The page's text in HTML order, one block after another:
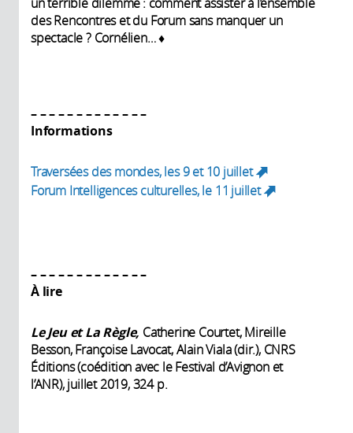
des Rencontres et du Forum sans manquer un
spectacle ? Cornélien… ♦
– ​– ​– ​– ​– ​– ​– ​– ​– ​– ​– ​– ​–
Informations
Traversées des mondes, les 9 et 10 juillet
(link is
external)
Forum Intelligences culturelles, le 11 juillet
(link is
– ​– ​– ​– ​– ​– ​– ​– ​– ​– ​– ​– ​–
À lire
Le Jeu et La Règle, Catherine Courtet, Mireille
Besson, Françoise Lavocat, Alain Viala (dir.), CNRS
Éditions (coédition avec le Festival d’Avignon et
l’ANR), juillet 2019, 324 p.